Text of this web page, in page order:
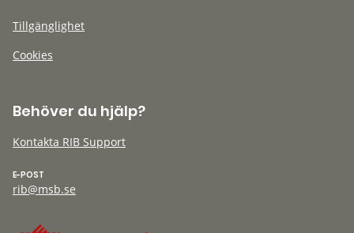
Tillgänglighet
Cookies
Behöver du hjälp?
Kontakta RIB Support
E-POST
rib@msb.se